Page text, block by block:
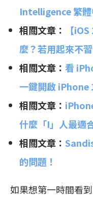
Intelligence 繁
相關文章：
【
麼？若用起來不
相關文章： 看
一鍵開啟 iPhone
相關文章：
什麼「I」人最適
相關文章：
的問題！
如果想第一時間看